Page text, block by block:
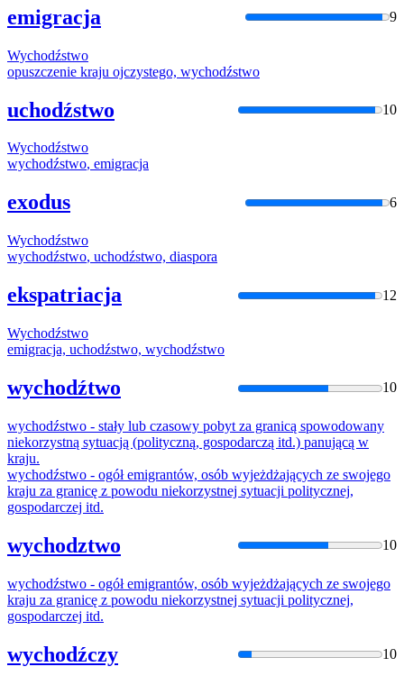
emigracja 9
Wychodźstwo
opuszczenie kraju ojczystego, wychodźstwo
uchodźstwo 10
Wychodźstwo
wychodźstwo, emigracja
exodus 6
Wychodźstwo
wychodźstwo, uchodźstwo, diaspora
ekspatriacja 12
Wychodźstwo
emigracja, uchodźstwo, wychodźstwo
wychodźtwo 10
wychodźstwo - stały lub czasowy pobyt za granicą spowodowany
niekorzystną sytuacją (polityczną, gospodarczą itd.) panującą w
kraju.
wychodźstwo - ogół emigrantów, osób wyjeżdżających ze swojego
kraju za granicę z powodu niekorzystnej sytuacji politycznej,
gospodarczej itd.
wychodztwo 10
wychodźstwo - ogół emigrantów, osób wyjeżdżających ze swojego
kraju za granicę z powodu niekorzystnej sytuacji politycznej,
gospodarczej itd.
wychodźczy 10